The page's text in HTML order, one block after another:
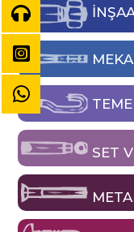
SET